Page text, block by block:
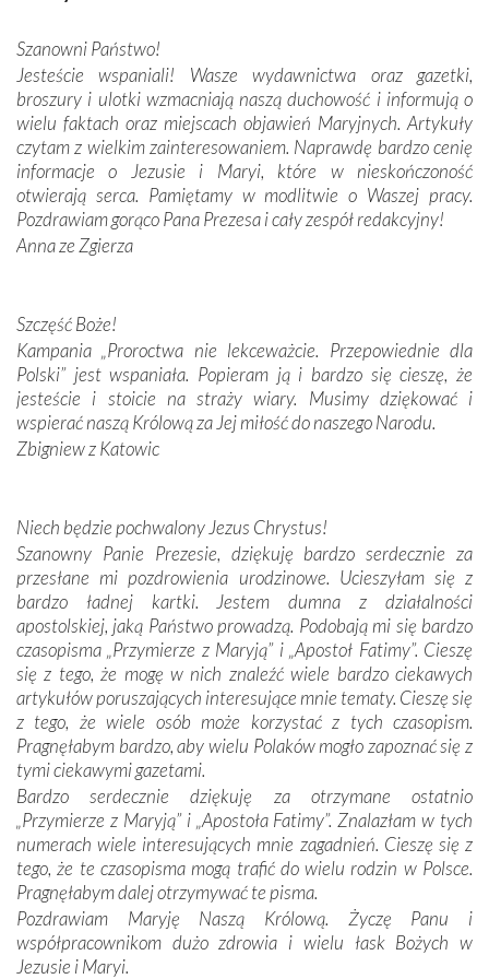
misterna architektura tych monumentalnych dzieł,
połączenie talentów z wytrwałością i pracowitością
budowniczych.
Podążyliśmy też śladami fatimskich wizjonerów – Łucji
dos Santos oraz świętych Hiacynty i Franciszka Marto.
Modliliśmy się przy ich grobach. Odprawiliśmy Drogę
Krzyżową w ich rodzinnych stronach, odwiedziliśmy
domy, w których żyli.
Darczyńców w ramach akcji „Twoje światło w Fatimie”.
Podczas tej kilkudniowej wyprawy na każdym kroku
spotykaliśmy się z serdeczną otwartością
Portugalczyków. Podziwialiśmy ich ludową sztukę i
zwyczaje. Mimo że nasze kraje są od siebie bardzo
oddalone, w żaden sposób nie czuliśmy się obco.
wspólnej wierze. Podczas wyjazdów do historycznych
miejsc, które znalazły się na trasie naszej pielgrzymki,
mieliśmy okazję przekonać się, że Maryja swoją opieką
otacza nie tylko nasz naród, lecz wszystkie nacje, które
się Jej ufnie oddają, a także każdą osobę, która zawierza
Jej siebie oraz swych bliskich.
Dzieje Portugalii to również historia wierności Bogu i
odstępstw, także w życiu władców. Trudne momenty w
wymiarze tak osobistym, jak i zbiorowym, przypominają o
konieczności ciągłego zabiegania o własną duszę i o łaskę
Opatrzności. Wierność przynosi pomyślność –
przynajmniej w życiu duchowym. Odstępstwo owocuje
nieszczęściem i śmiercią. Te uniwersalne prawdy
przychodziły na myśl, gdy słuchaliśmy opowieści
przewodników o portugalskich monarchach i wodzach,
zwycięskich bitwach i nieszczęśliwych losach grzesznych
kochanków.
Szanowni Państwo!
Jesteście wspaniali! Wasze wydawnictwa oraz gazetki,
broszury i ulotki wzmacniają naszą duchowość i informują o
wielu faktach oraz miejscach objawień Maryjnych. Artykuły
czytam z wielkim zainteresowaniem. Naprawdę bardzo cenię
informacje o Jezusie i Maryi, które w nieskończoność
otwierają serca. Pamiętamy w modlitwie o Waszej pracy.
Pozdrawiam gorąco Pana Prezesa i cały zespół redakcyjny!
Anna ze Zgierza
Szczęść Boże!
Kampania „Proroctwa nie lekceważcie. Przepowiednie dla
Polski” jest wspaniała. Popieram ją i bardzo się cieszę, że
jesteście i stoicie na straży wiary. Musimy dziękować i
wspierać naszą Królową za Jej miłość do naszego Narodu.
Zbigniew z Katowic
Niech będzie pochwalony Jezus Chrystus!
Szanowny Panie Prezesie, dziękuję bardzo serdecznie za
przesłane mi pozdrowienia urodzinowe. Ucieszyłam się z
bardzo ładnej kartki. Jestem dumna z działalności
apostolskiej, jaką Państwo prowadzą. Podobają mi się bardzo
czasopisma „Przymierze z Maryją” i „Apostoł Fatimy”. Cieszę
się z tego, że mogę w nich znaleźć wiele bardzo ciekawych
artykułów poruszających interesujące mnie tematy. Cieszę się
z tego, że wiele osób może korzystać z tych czasopism.
Pragnęłabym bardzo, aby wielu Polaków mogło zapoznać się z
tymi ciekawymi gazetami.
Bardzo serdecznie dziękuję za otrzymane ostatnio
„Przymierze z Maryją” i „Apostoła Fatimy”. Znalazłam w tych
numerach wiele interesujących mnie zagadnień. Cieszę się z
tego, że te czasopisma mogą trafić do wielu rodzin w Polsce.
Pragnęłabym dalej otrzymywać te pisma.
Pozdrawiam Maryję Naszą Królową. Życzę Panu i
współpracownikom dużo zdrowia i wielu łask Bożych w
Jezusie i Maryi.